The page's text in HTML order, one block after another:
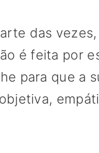
das vezes,
é feita por
para que a